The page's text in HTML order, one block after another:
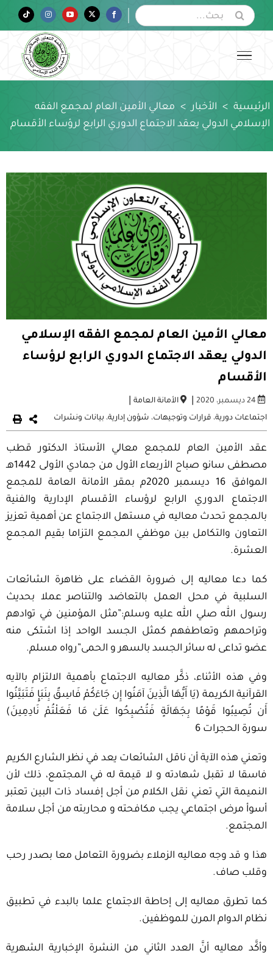
البحث
عن:
Facebook
Twitter
YouTube
Instagram
Tiktok
الرئيسية > الأخبار > معالي الأمين العام لمجمع الفقه
الإسلامي الدولي يعقد الاجتماع الدوري الرابع لرؤساء الأقسام
معالي الأمين العام لمجمع الفقه الإسلامي
الدولي يعقد الاجتماع الدوري الرابع لرؤساء
الأقسام
24 ديسمبر، 2020 | الأمانة العامة|
اجتماعات دورية، قرارات وتوجيهات، شؤون إدارية، بيانات ونشرات
عقد الأمين العام للمجمع معالي الأستاذ الدكتور قطب
مصطفى سانو صباح الأربعاء الأول من جمادي الأولى 1442هـ
الموافق 16 ديسمبر 2020م بمقر الأمانة العامة للمجمع
الاجتماع الدوري الرابع لرؤساء الأقسام الإدارية والفنية
بالمجمع تحدث معاليه في مستهل الاجتماع عن أهمية تعزيز
التعاون والتكامل بين موظفي المجمع التزاما بقيم المجمع
العشرة.
كما دعا معاليه إلى ضرورة القضاء على ظاهرة الشائعات
السلبية في محل العمل بالتعاضد والتناصر عملا بحديث
رسول الله صلي الله عليه وسلم:”مثل المؤمنين في توادهم
وتراحمهم وتعاطفهم كمثل الجسد الواحد إذا اشتكى منه
عضو تداعى له سائر الجسد بالسهر و الحمى”رواه مسلم.
وفي هذه الأثناء، ذكَّر معاليه الاجتماع بأهمية الالتزام بالآيه
القرآنية الكريمة (يَا أَيُّهَا الَّذِينَ آمَنُوا إِن جَاءَكُمْ فَاسِقٌ بِنَبَإٍ فَتَبَيَّنُوا
أَن تُصِيبُوا قَوْمًا بِجَهَالَةٍ فَتُصْبِحُوا عَلَىٰ مَا فَعَلْتُمْ نَادِمِينَ)
سورة الحجرات 6
وتعني هذه الآية أن ناقل الشائعات يعد في نظر الشارع الكريم
فاسقا لا تقبل شهادته و لا قيمة له في المجتمع، ذلك لأن
النميمة التي تعني نقل الكلام من أجل إفساد ذات البين تعتبر
أسوأ مرض اجتماعي يجب مكافحته و محاربته من أجل سلامة
المجتمع.
هذا و قد وجه معاليه الزملاء بضرورة التعامل معا بصدر رحب
وقلب صاف.
كما تطرق معاليه إلى إحاطة الاجتماع علما بالبدء في تطبيق
نظام الدوام المرن للموظفين.
وأكَّد معاليه أنَّ العدد الثاني من النشرة الإخبارية الشهرية